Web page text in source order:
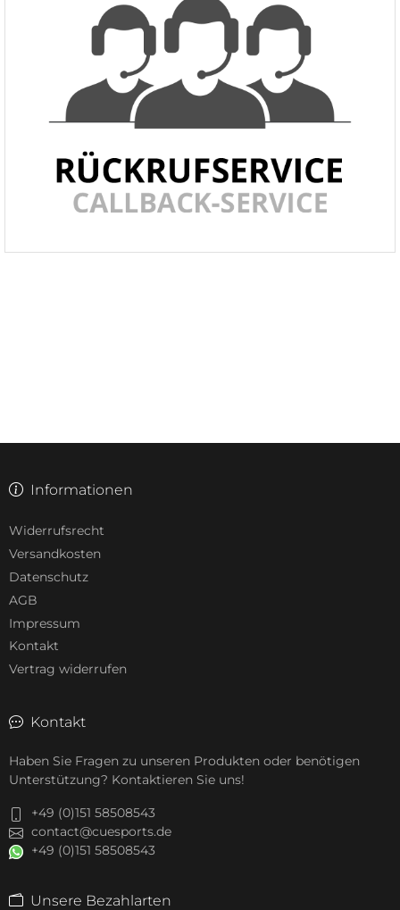
Informationen
Widerrufsrecht
Versandkosten
Datenschutz
AGB
Impressum
Kontakt
Vertrag widerrufen
Kontakt
Haben Sie Fragen zu unseren Produkten oder benötigen
Unterstützung? Kontaktieren Sie uns!
+49 (0)151 58508543
contact@cuesports.de
+49 (0)151 58508543
Unsere Bezahlarten